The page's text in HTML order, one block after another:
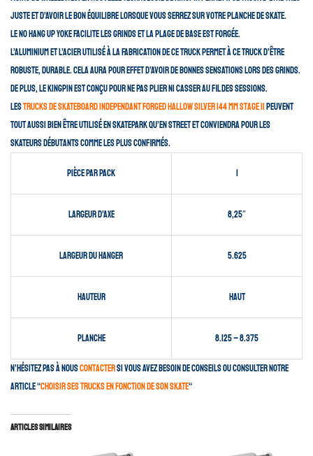
juste et d’avoir le bon équilibre lorsque vous serrez sur votre planche de skate.
Le No Hang Up Yoke facilite les grinds et la plage de base est forgée.
L’aluminium et l’acier utilisé à la fabrication de ce truck permet à ce truck d’être
robuste, durable. Cela aura pour effet d’avoir de bonnes sensations lors des grinds.
De plus, le kingpin est conçu pour ne pas plier ni casser au fil des sessions.
Lestrucks de skateboard Independant Forged Hallow Silver 144 mm Stage 11
peuvent
tout aussi bien être utilisé en skatepark qu’en street et conviendra pour les
skateurs débutants comme les plus confirmés.
Pièce par pack
Largeur d’axe 8,25″
Largeur du hanger 5.625
Hauteur Haut
Planche 8.125 – 8.375
N’hésitez pas à nouscontactersi vous avez besoin de conseils ou consulter notre
article “choisir ses trucks en fonction de son skate“
Articles similaires